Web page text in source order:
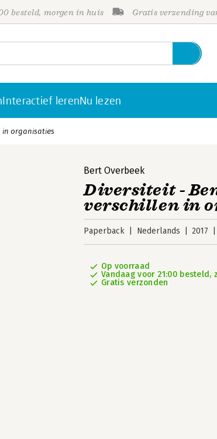
besteld, morgen in huis Gratis verzending
Interactief lerenNu lezen
in organisaties
Bert Overbeek
Diversiteit -
verschillen in
Paperback Nederlands 2017
Op voorraad
Vandaag voor 21:00 besteld,
Gratis verzonden